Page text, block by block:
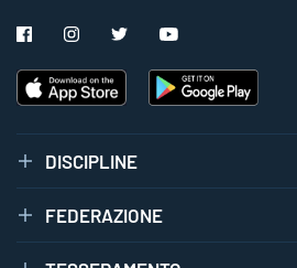
DISCIPLINE
FEDERAZIONE